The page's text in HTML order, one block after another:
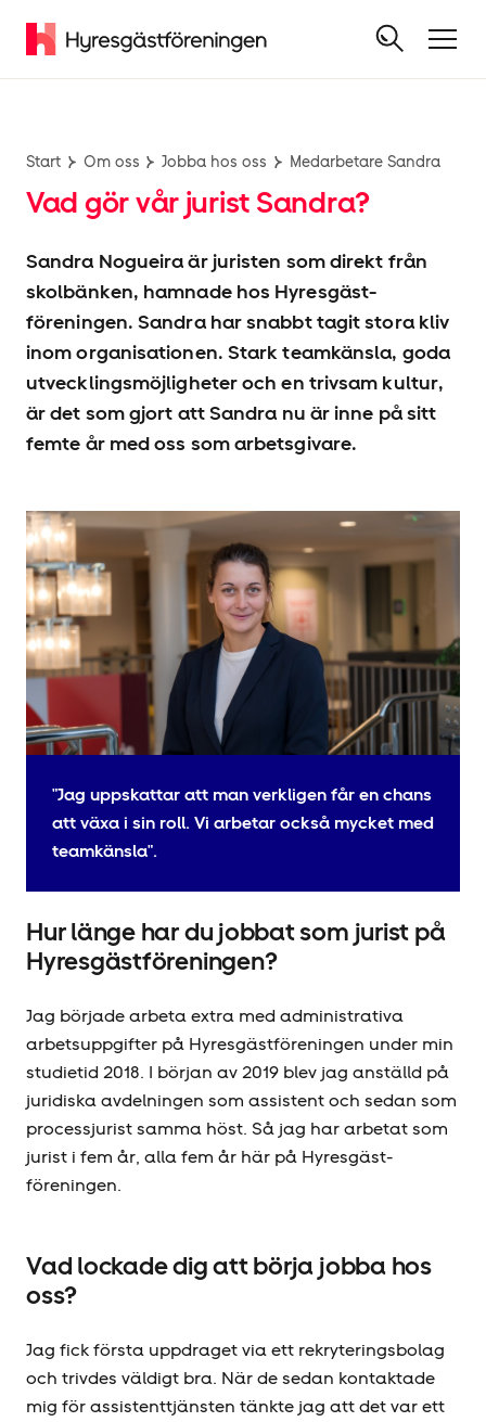
Start Om oss Jobba hos oss Medarbetare Sandra
Vad gör vår jurist Sandra?
Sandra Nogueira är juristen som direkt från
skolbänken, hamnade hos Hyresgäst­
föreningen. Sandra har snabbt tagit stora kliv
inom organisationen. Stark teamkänsla, goda
utvecklingsmöjligheter och en trivsam kultur,
är det som gjort att Sandra nu är inne på sitt
femte år med oss som arbetsgivare.
"Jag uppskattar att man verkligen får en chans
att växa i sin roll. Vi arbetar också mycket med
teamkänsla".
Hur länge har du jobbat som jurist på
Hyresgäst­föreningen?
Jag började arbeta extra med administrativa
arbetsuppgifter på Hyresgäst­föreningen under min
studietid 2018. I början av 2019 blev jag anställd på
juridiska avdelningen som assistent och sedan som
processjurist samma höst. Så jag har arbetat som
jurist i fem år, alla fem år här på Hyresgäst­
föreningen.
Vad lockade dig att börja jobba hos
oss?
Jag fick första uppdraget via ett rekryteringsbolag
och trivdes väldigt bra. När de sedan kontaktade
mig för assistenttjänsten tänkte jag att det var ett